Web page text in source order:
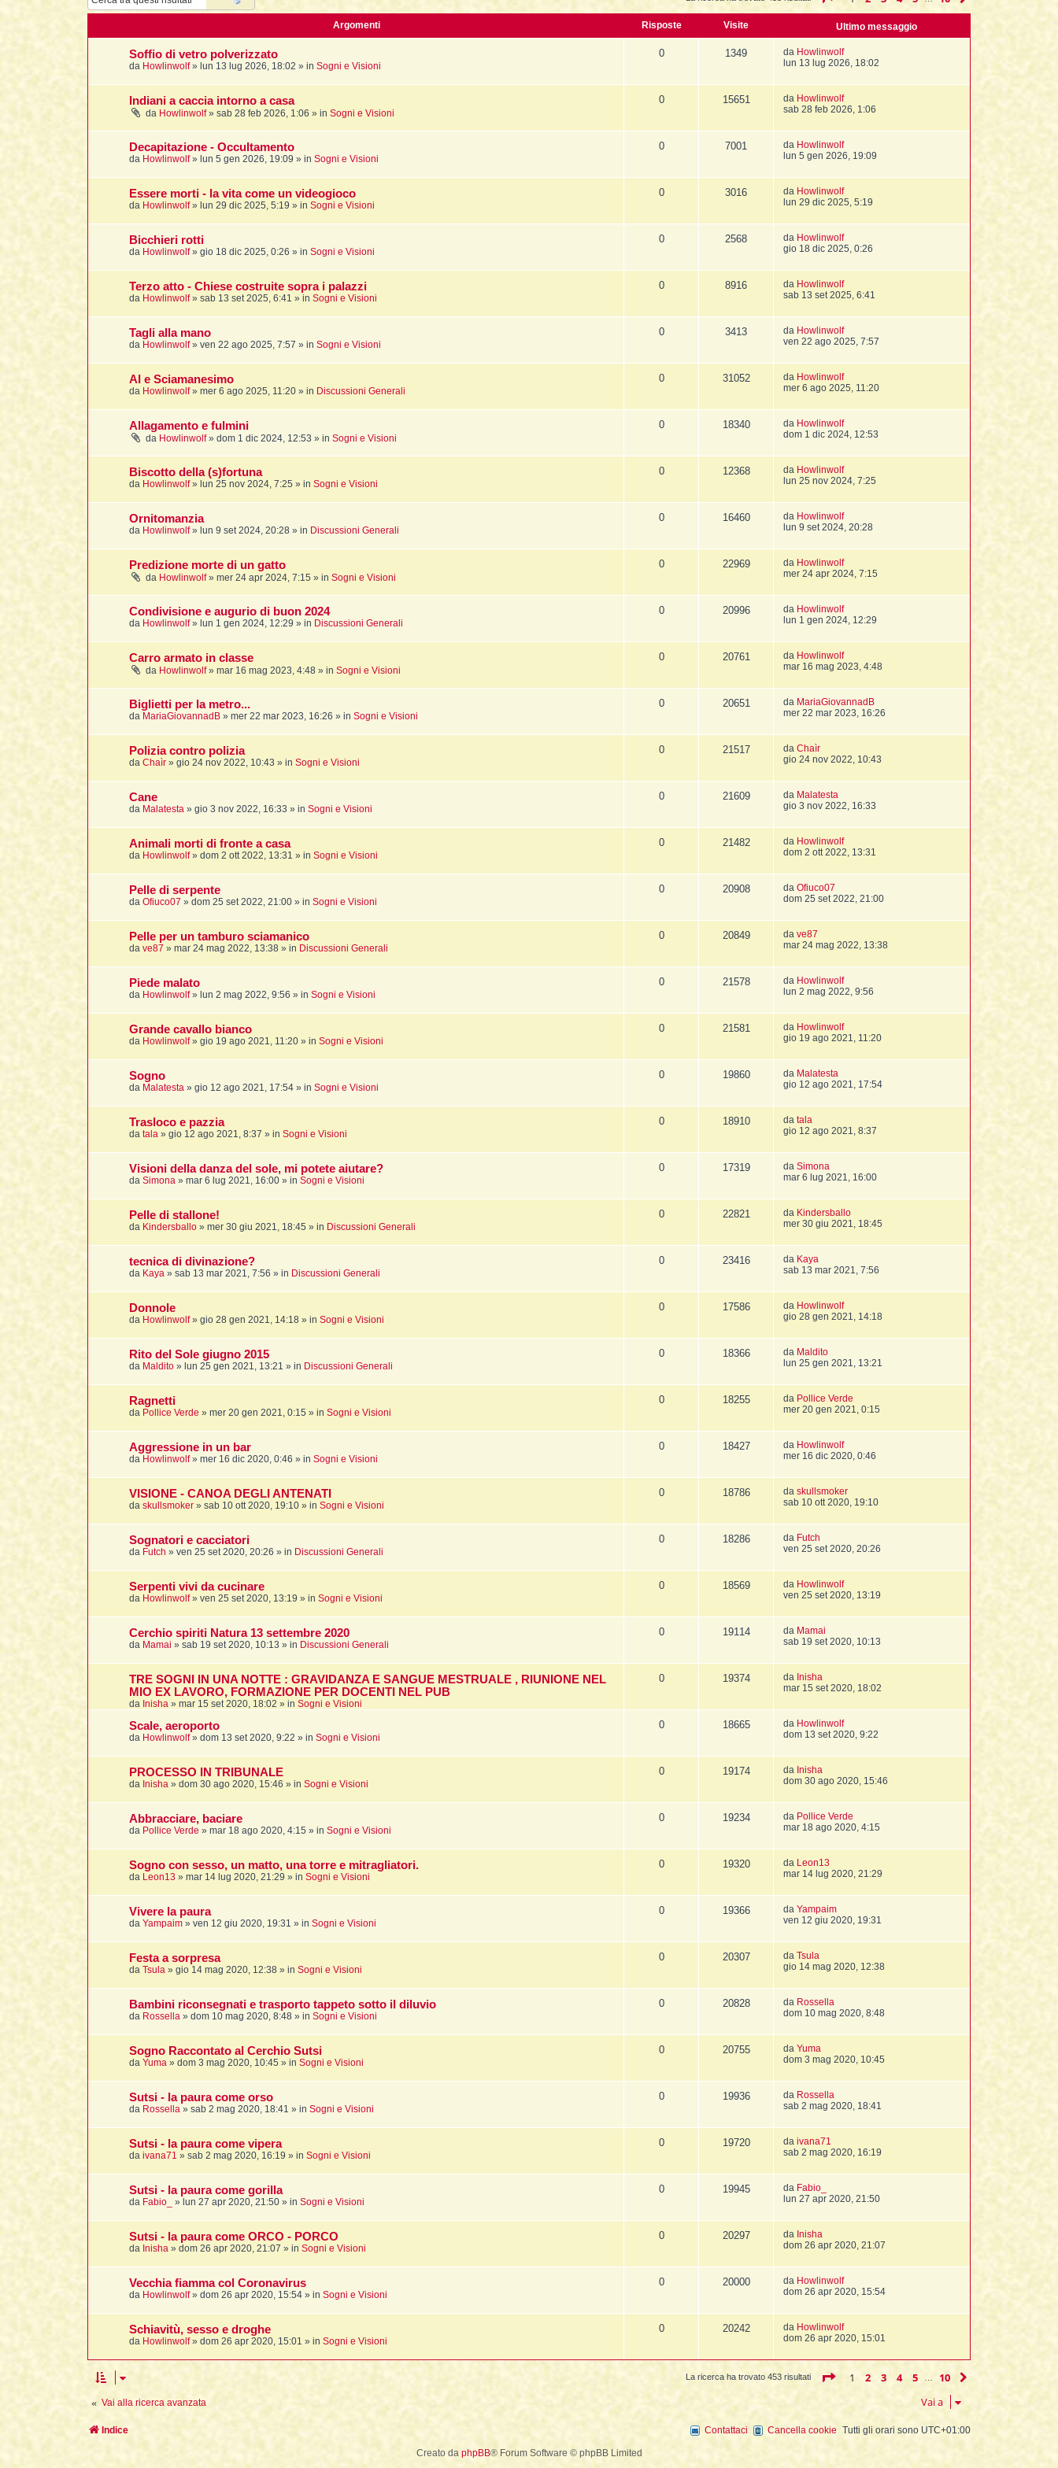
Recupero dell'Animale di Potere
Cattura delle Intrusioni
Perdita d'Anima
Apprendistato Sciamanico Online
Area apprendisti
Introduzione
Pagina iniziale
Argomenti Risposte Visite Ultimo messaggio
Soffio di vetro polverizzato
da Howlinwolf» lun 13 lug 2026, 18:02 » in Sogni e Visioni
0 1349 da Howlinwolf
lun 13 lug 2026, 18:02
Indiani a caccia intorno a casa
da Howlinwolf» sab 28 feb 2026, 1:06 » in Sogni e Visioni
0 15651 da Howlinwolf
sab 28 feb 2026, 1:06
Decapitazione - Occultamento
da Howlinwolf» lun 5 gen 2026, 19:09 » in Sogni e Visioni
0 7001 da Howlinwolf
lun 5 gen 2026, 19:09
Essere morti - la vita come un videogioco
da Howlinwolf» lun 29 dic 2025, 5:19 » in Sogni e Visioni
0 3016 da Howlinwolf
lun 29 dic 2025, 5:19
Bicchieri rotti
da Howlinwolf» gio 18 dic 2025, 0:26 » in Sogni e Visioni
0 2568 da Howlinwolf
gio 18 dic 2025, 0:26
Terzo atto - Chiese costruite sopra i palazzi
da Howlinwolf» sab 13 set 2025, 6:41 » in Sogni e Visioni
0 8916 da Howlinwolf
sab 13 set 2025, 6:41
Tagli alla mano
da Howlinwolf» ven 22 ago 2025, 7:57 » in Sogni e Visioni
0 3413 da Howlinwolf
ven 22 ago 2025, 7:57
AI e Sciamanesimo
da Howlinwolf» mer 6 ago 2025, 11:20 » in Discussioni Generali
0 31052 da Howlinwolf
mer 6 ago 2025, 11:20
Allagamento e fulmini
da Howlinwolf» dom 1 dic 2024, 12:53 » in Sogni e Visioni
0 18340 da Howlinwolf
dom 1 dic 2024, 12:53
Biscotto della (s)fortuna
da Howlinwolf» lun 25 nov 2024, 7:25 » in Sogni e Visioni
0 12368 da Howlinwolf
lun 25 nov 2024, 7:25
Ornitomanzia
da Howlinwolf» lun 9 set 2024, 20:28 » in Discussioni Generali
0 16460 da Howlinwolf
lun 9 set 2024, 20:28
Predizione morte di un gatto
da Howlinwolf» mer 24 apr 2024, 7:15 » in Sogni e Visioni
0 22969 da Howlinwolf
mer 24 apr 2024, 7:15
Condivisione e augurio di buon 2024
da Howlinwolf» lun 1 gen 2024, 12:29 » in Discussioni Generali
0 20996 da Howlinwolf
lun 1 gen 2024, 12:29
Carro armato in classe
da Howlinwolf» mar 16 mag 2023, 4:48 » in Sogni e Visioni
0 20761 da Howlinwolf
mar 16 mag 2023, 4:48
Biglietti per la metro...
da MariaGiovannadB » mer 22 mar 2023, 16:26 » in Sogni e Visioni
0 20651 da MariaGiovannadB
mer 22 mar 2023, 16:26
Polizia contro polizia
da Chaìr » gio 24 nov 2022, 10:43 » in Sogni e Visioni
0 21517 da Chaìr
gio 24 nov 2022, 10:43
Cane
da Malatesta » gio 3 nov 2022, 16:33 » in Sogni e Visioni
0 21609 da Malatesta
gio 3 nov 2022, 16:33
Animali morti di fronte a casa
da Howlinwolf» dom 2 ott 2022, 13:31 » in Sogni e Visioni
0 21482 da Howlinwolf
dom 2 ott 2022, 13:31
Pelle di serpente
da Ofiuco07 » dom 25 set 2022, 21:00 » in Sogni e Visioni
0 20908 da Ofiuco07
dom 25 set 2022, 21:00
Pelle per un tamburo sciamanico
da ve87 » mar 24 mag 2022, 13:38 » in Discussioni Generali
0 20849 da ve87
mar 24 mag 2022, 13:38
Piede malato
da Howlinwolf» lun 2 mag 2022, 9:56 » in Sogni e Visioni
0 21578 da Howlinwolf
lun 2 mag 2022, 9:56
Grande cavallo bianco
da Howlinwolf» gio 19 ago 2021, 11:20 » in Sogni e Visioni
0 21581 da Howlinwolf
gio 19 ago 2021, 11:20
Sogno
da Malatesta » gio 12 ago 2021, 17:54 » in Sogni e Visioni
0 19860 da Malatesta
gio 12 ago 2021, 17:54
Trasloco e pazzia
da tala » gio 12 ago 2021, 8:37 » in Sogni e Visioni
0 18910 da tala
gio 12 ago 2021, 8:37
Visioni della danza del sole, mi potete aiutare?
da Simona » mar 6 lug 2021, 16:00 » in Sogni e Visioni
0 17319 da Simona
mar 6 lug 2021, 16:00
Pelle di stallone!
da Kindersballo » mer 30 giu 2021, 18:45 » in Discussioni Generali
0 22821 da Kindersballo
mer 30 giu 2021, 18:45
tecnica di divinazione?
da Kaya » sab 13 mar 2021, 7:56 » in Discussioni Generali
0 23416 da Kaya
sab 13 mar 2021, 7:56
Donnole
da Howlinwolf» gio 28 gen 2021, 14:18 » in Sogni e Visioni
0 17586 da Howlinwolf
gio 28 gen 2021, 14:18
Rito del Sole giugno 2015
da Maldito » lun 25 gen 2021, 13:21 » in Discussioni Generali
0 18366 da Maldito
lun 25 gen 2021, 13:21
Ragnetti
da Pollice Verde » mer 20 gen 2021, 0:15 » in Sogni e Visioni
0 18255 da Pollice Verde
mer 20 gen 2021, 0:15
Aggressione in un bar
da Howlinwolf» mer 16 dic 2020, 0:46 » in Sogni e Visioni
0 18427 da Howlinwolf
mer 16 dic 2020, 0:46
VISIONE - CANOA DEGLI ANTENATI
da skullsmoker » sab 10 ott 2020, 19:10 » in Sogni e Visioni
0 18786 da skullsmoker
sab 10 ott 2020, 19:10
Sognatori e cacciatori
da Futch » ven 25 set 2020, 20:26 » in Discussioni Generali
0 18286 da Futch
ven 25 set 2020, 20:26
Serpenti vivi da cucinare
da Howlinwolf» ven 25 set 2020, 13:19 » in Sogni e Visioni
0 18569 da Howlinwolf
ven 25 set 2020, 13:19
Cerchio spiriti Natura 13 settembre 2020
da Mamai » sab 19 set 2020, 10:13 » in Discussioni Generali
0 19114 da Mamai
sab 19 set 2020, 10:13
TRE SOGNI IN UNA NOTTE : GRAVIDANZA E SANGUE MESTRUALE , RIUNIONE NEL
MIO EX LAVORO, FORMAZIONE PER DOCENTI NEL PUB
da Inisha » mar 15 set 2020, 18:02 » in Sogni e Visioni
0 19374 da Inisha
mar 15 set 2020, 18:02
Scale, aeroporto
da Howlinwolf» dom 13 set 2020, 9:22 » in Sogni e Visioni
0 18665 da Howlinwolf
dom 13 set 2020, 9:22
PROCESSO IN TRIBUNALE
da Inisha » dom 30 ago 2020, 15:46 » in Sogni e Visioni
0 19174 da Inisha
dom 30 ago 2020, 15:46
Abbracciare, baciare
da Pollice Verde » mar 18 ago 2020, 4:15 » in Sogni e Visioni
0 19234 da Pollice Verde
mar 18 ago 2020, 4:15
Sogno con sesso, un matto, una torre e mitragliatori.
da Leon13 » mar 14 lug 2020, 21:29 » in Sogni e Visioni
0 19320 da Leon13
mar 14 lug 2020, 21:29
Vivere la paura
da Yampaim » ven 12 giu 2020, 19:31 » in Sogni e Visioni
0 19366 da Yampaim
ven 12 giu 2020, 19:31
Festa a sorpresa
da Tsula » gio 14 mag 2020, 12:38 » in Sogni e Visioni
0 20307 da Tsula
gio 14 mag 2020, 12:38
Bambini riconsegnati e trasporto tappeto sotto il diluvio
da Rossella » dom 10 mag 2020, 8:48 » in Sogni e Visioni
0 20828 da Rossella
dom 10 mag 2020, 8:48
Sogno Raccontato al Cerchio Sutsi
da Yuma » dom 3 mag 2020, 10:45 » in Sogni e Visioni
0 20755 da Yuma
dom 3 mag 2020, 10:45
Sutsi - la paura come orso
da Rossella » sab 2 mag 2020, 18:41 » in Sogni e Visioni
0 19936 da Rossella
sab 2 mag 2020, 18:41
Sutsi - la paura come vipera
da ivana71 » sab 2 mag 2020, 16:19 » in Sogni e Visioni
0 19720 da ivana71
sab 2 mag 2020, 16:19
Sutsi - la paura come gorilla
da Fabio_ » lun 27 apr 2020, 21:50 » in Sogni e Visioni
0 19945 da Fabio_
lun 27 apr 2020, 21:50
Sutsi - la paura come ORCO - PORCO
da Inisha » dom 26 apr 2020, 21:07 » in Sogni e Visioni
0 20297 da Inisha
dom 26 apr 2020, 21:07
Vecchia fiamma col Coronavirus
da Howlinwolf» dom 26 apr 2020, 15:54 » in Sogni e Visioni
0 20000 da Howlinwolf
dom 26 apr 2020, 15:54
Schiavitù, sesso e droghe
da Howlinwolf» dom 26 apr 2020, 15:01 » in Sogni e Visioni
0 20242 da Howlinwolf
dom 26 apr 2020, 15:01
La ricerca ha trovato 453 risultati Pagina di 10
1 2 3 4 5 10
Vai alla ricerca avanzata Vai a
Indice Tutti gli orari sono UTC+01:00
Cancella cookie
Contattaci
Creato da phpBB® Forum Software © phpBB Limited